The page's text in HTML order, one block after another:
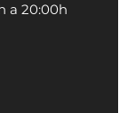
a 20:00h